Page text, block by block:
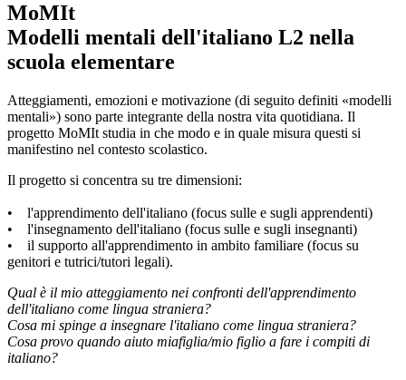
MoMIt
Modelli mentali dell'italiano L2 nella
scuola elementare
Atteggiamenti, emozioni e motivazione (di seguito definiti «modelli
mentali») sono parte integrante della nostra vita quotidiana. Il
progetto MoMIt studia in che modo e in quale misura questi si
manifestino nel contesto scolastico.
Il progetto si concentra su tre dimensioni:
• l'apprendimento dell'italiano (focus sulle e sugli apprendenti)
• l'insegnamento dell'italiano (focus sulle e sugli insegnanti)
• il supporto all'apprendimento in ambito familiare (focus su
genitori e tutrici/tutori legali).
Qual è il mio atteggiamento nei confronti dell'apprendimento
dell'italiano come lingua straniera?
Cosa mi spinge a insegnare l'italiano come lingua straniera?
Cosa provo quando aiuto miafiglia/mio figlio a fare i compiti di
italiano?